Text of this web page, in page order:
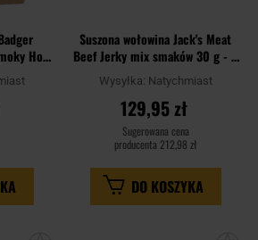
Hot
Suszona wołowina Jack's Meat
Beef Jerky mix smaków 30 g - 8
szt.
Wysyłka: Natychmiast
129,95 zł
Sugerowana cena
producenta 212,98 zł
DO KOSZYKA